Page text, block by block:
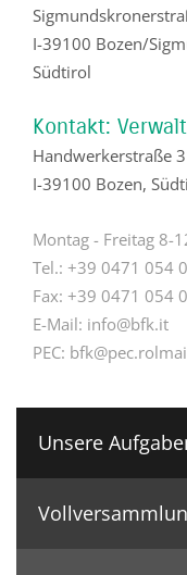
I-39100 Bozen/
Südtirol
Kontakt:
Handwerkerstraße
I-39100 Bozen,
Montag - Freitag 8-
Tel.: +39 0471 054
Fax: +39 0471 054
E-Mail: info@bfk.it
PEC:
Unsere